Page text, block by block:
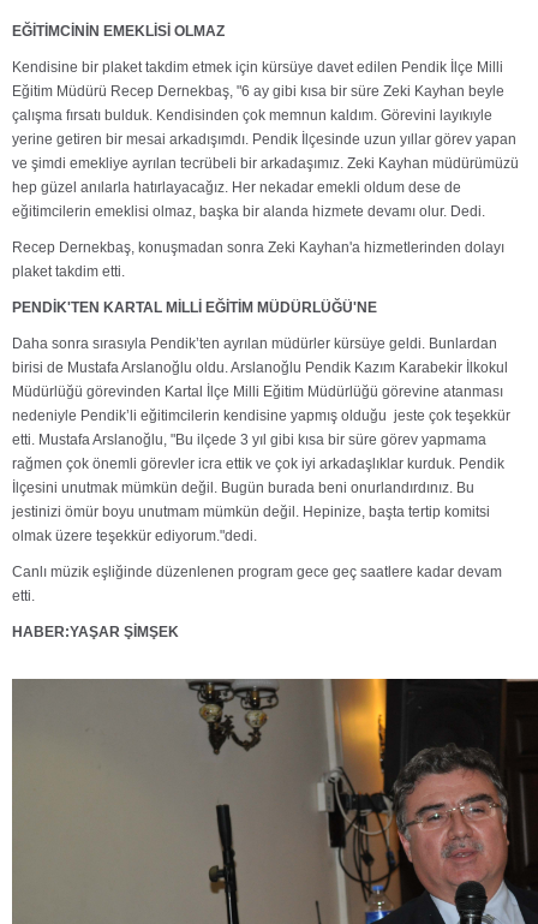
EĞİTİMCİNİN EMEKLİSİ OLMAZ
Kendisine bir plaket takdim etmek için kürsüye davet edilen Pendik İlçe Milli
Eğitim Müdürü Recep Dernekbaş, "6 ay gibi kısa bir süre Zeki Kayhan beyle
çalışma fırsatı bulduk. Kendisinden çok memnun kaldım. Görevini layıkıyle
yerine getiren bir mesai arkadışımdı. Pendik İlçesinde uzun yıllar görev yapan
ve şimdi emekliye ayrılan tecrübeli bir arkadaşımız. Zeki Kayhan müdürümüzü
hep güzel anılarla hatırlayacağız. Her nekadar emekli oldum dese de
eğitimcilerin emeklisi olmaz, başka bir alanda hizmete devamı olur. Dedi.
Recep Dernekbaş, konuşmadan sonra Zeki Kayhan'a hizmetlerinden dolayı
plaket takdim etti.
PENDİK'TEN KARTAL MİLLİ EĞİTİM MÜDÜRLÜĞÜ'NE
Daha sonra sırasıyla Pendik’ten ayrılan müdürler kürsüye geldi. Bunlardan
birisi de Mustafa Arslanoğlu oldu. Arslanoğlu Pendik Kazım Karabekir İlkokul
Müdürlüğü görevinden Kartal İlçe Milli Eğitim Müdürlüğü görevine atanması
nedeniyle Pendik’li eğitimcilerin kendisine yapmış olduğu jeste çok teşekkür
etti. Mustafa Arslanoğlu, "Bu ilçede 3 yıl gibi kısa bir süre görev yapmama
rağmen çok önemli görevler icra ettik ve çok iyi arkadaşlıklar kurduk. Pendik
İlçesini unutmak mümkün değil. Bugün burada beni onurlandırdınız. Bu
jestinizi ömür boyu unutmam mümkün değil. Hepinize, başta tertip komitsi
olmak üzere teşekkür ediyorum."dedi.
Canlı müzik eşliğinde düzenlenen program gece geç saatlere kadar devam
etti.
HABER:YAŞAR ŞİMŞEK